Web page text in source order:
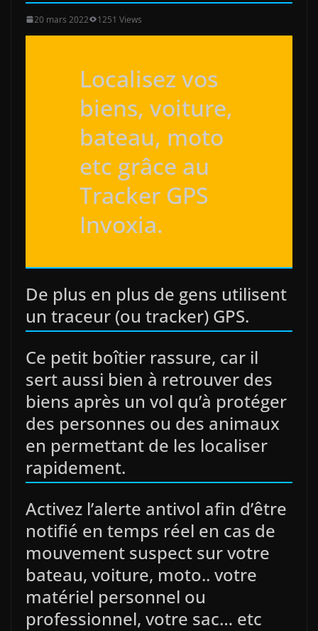
20 mars 2022 1251 Views
Localisez vos
biens, voiture,
bateau, moto
etc grâce au
Tracker GPS
Invoxia.
De plus en plus de gens utilisent
un traceur (ou tracker) GPS.
Ce petit boîtier rassure, car il
sert aussi bien à retrouver des
biens après un vol qu’à protéger
des personnes ou des animaux
en permettant de les localiser
rapidement.
Activez l’alerte antivol afin d’être
notifié en temps réel en cas de
mouvement suspect sur votre
bateau, voiture, moto.. votre
matériel personnel ou
professionnel, votre sac… etc